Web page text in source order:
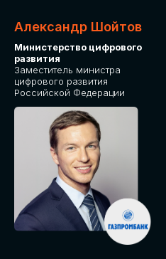
Александр Шойтов
Министерство цифрового
развития
Заместитель министра
цифрового развития
Российской Федерации